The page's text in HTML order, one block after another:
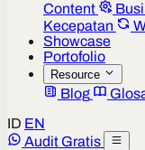
Content
Kecepatan
Showcase
Portofolio
Resource
Blog
ID EN
Audit Gratis